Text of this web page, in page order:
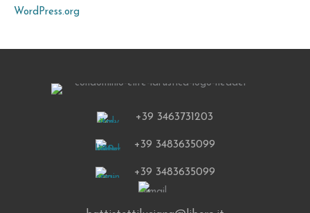
WordPress.org
+39 3463731203
+39 3483635099
+39 3483635099